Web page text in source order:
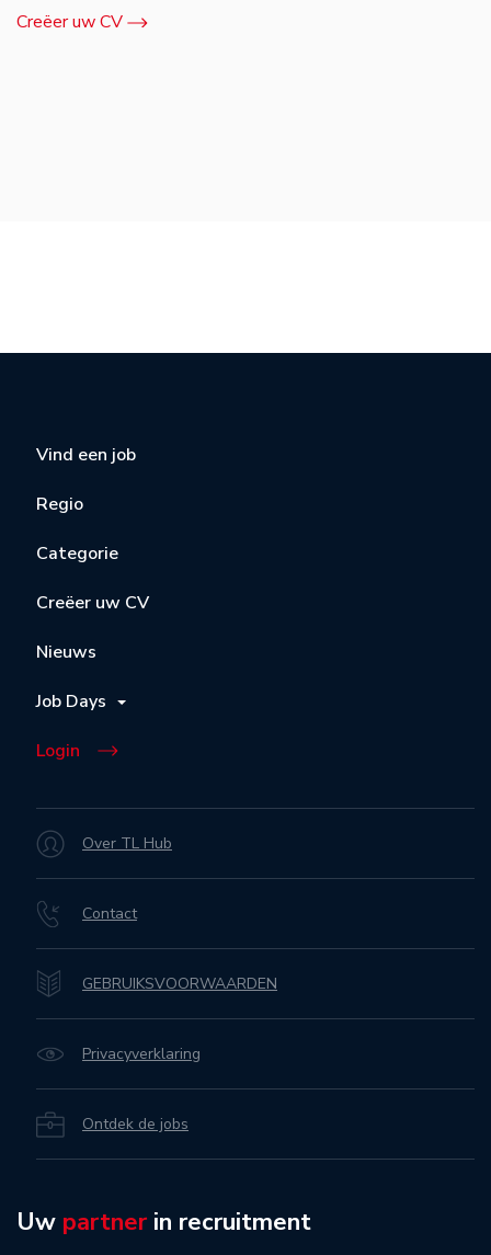
Creëer uw CV
Vind een job
Regio
Categorie
Creëer uw CV
Nieuws
Job Days
Login
Over TL Hub
Contact
GEBRUIKSVOORWAARDEN
Privacyverklaring
Ontdek de jobs
Uw partner in recruitment